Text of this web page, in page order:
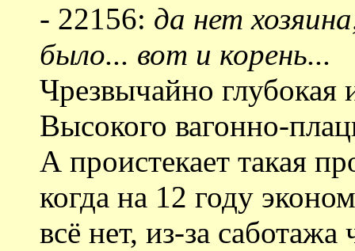
- 22156: да нет
было... вот и корень...
Чрезвычайно глубокая
Высокого вагонно-
А проистекает такая
когда на 12 году
всё нет, из-за